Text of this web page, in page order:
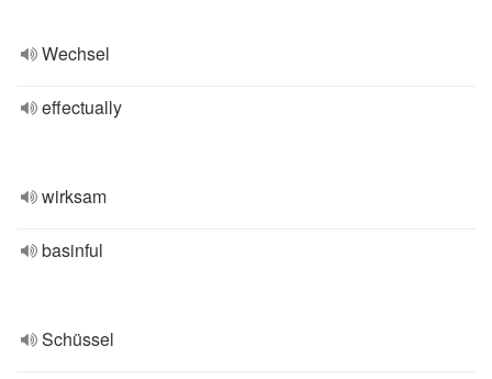
Wechsel
effectually
wirksam
basinful
Schüssel